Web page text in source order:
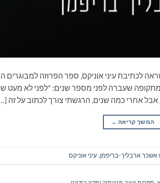
לכתיבת עיני אוניקס, ספר הפרוזה למבוגרים
לקחה מתקופה שעברה לפני מספר שנים: "לפני לא
אבל אחרי כמה שנים, הרגשתי צורך לכתוב על זה
המשך קריאה →
אשכר ארבליך-בריפמן, עיני אוניקס